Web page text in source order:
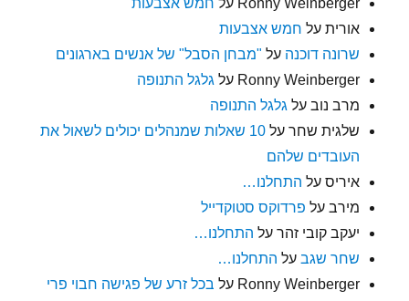
Ronny Weinberger על חמש אצבעות
אורית על חמש אצבעות
שרונה דוכנה על "מבחן הסבל" של אנשים בארגונים
Ronny Weinberger על גלגל התנופה
מרב נוב על גלגל התנופה
שלגית שחר על
10 שאלות שמנהלים יכולים לשאול את
העובדים שלהם
איריס על התחלנו…
מירב על פרדוקס סטוקדייל
יעקב קובי זהר על התחלנו…
שחר שגב על התחלנו…
Ronny Weinberger על בכל זרע של פגישה חבוי פרי